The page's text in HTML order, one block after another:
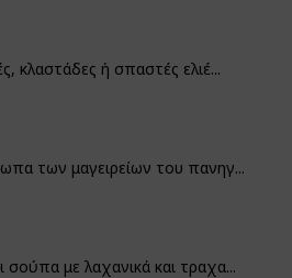
κλαστάδες ή σπαστές ελιέ...
των μαγειρείων του πανηγ...
σούπα με λαχανικά και τραχα...